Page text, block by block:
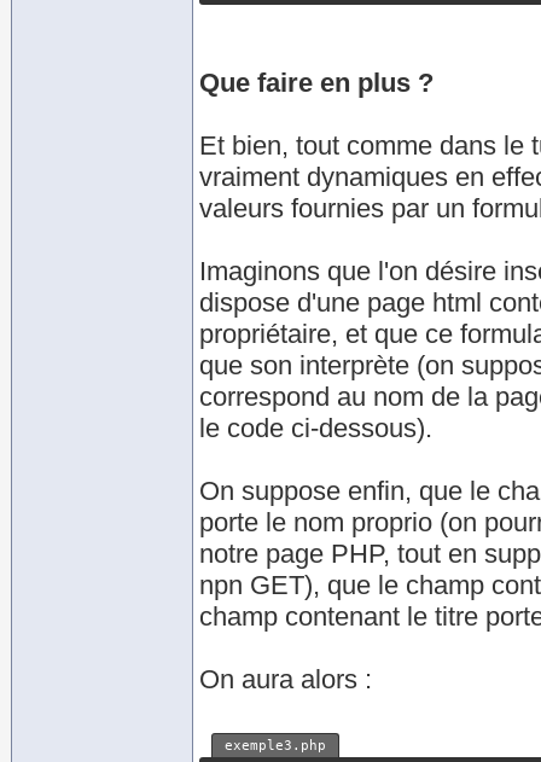
Que faire en plus ?
Et bien, tout comme dans le
vraiment dynamiques en
valeurs fournies par un
Imaginons que l'on désire
dispose d'une page html
propriétaire, et que ce
que son interprète (on
correspond au nom de la
le code ci-dessous).
On suppose enfin, que le
porte le nom proprio (on
notre page PHP, tout en
npn GET), que le champ
champ contenant le titre
On aura alors :
exemple3.php